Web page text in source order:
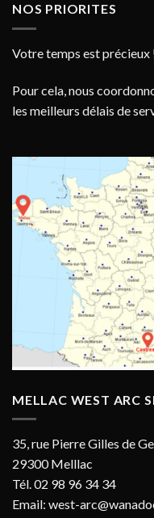
NOS PRIORITES
Votre temps est précieux
Pour cela, nous
les meilleurs délais de
MELLAC WEST ARC
35, rue Pierre Gilles de
29300 Melllac
Tél. 02 98 96 34 34
Email: west-